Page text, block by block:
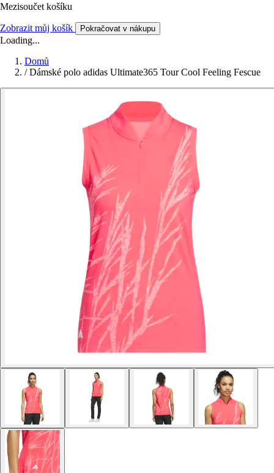
Mezisoučet košíku
Zobrazit můj košík Pokračovat v nákupu
Loading...
Domů
/ Dámské polo adidas Ultimate365 Tour Cool Feeling Fescue